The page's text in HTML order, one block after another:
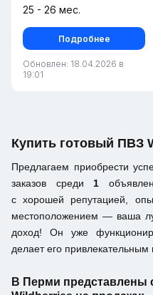
25 - 26 мес.
Подробнее
Обновлен: 18.04.2026 в
19:01
Купить готовый ПВЗ
Предлагаем приобрести
заказов среди 1
с хорошей репутацией,
местоположением — ваша
доход! Он уже
делает его привлекательным
В Перми